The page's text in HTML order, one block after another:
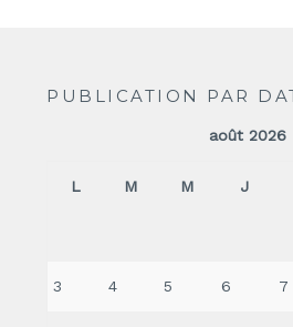
PUBLICATION PAR
août 2026
L M M J
3 4 5 6 7